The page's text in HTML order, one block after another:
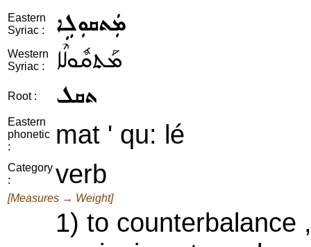
Eastern
Syriac :
ܡܲܬܩܘܼܠܹܐ
Western
Syriac :
ܡܰܬܩܽܘܠܶܐ
Root : ܬܩܠ
Eastern
phonetic
:
mat ' qu: lé
Category
:
verb
[Measures → Weight]
1) to counterbalance